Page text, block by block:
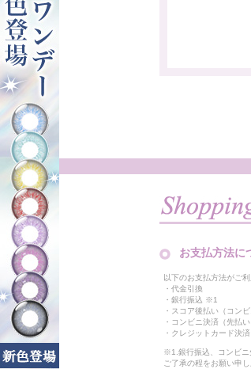
お支払方法に
以下のお支払方法がご利
・代金引換
・銀行振込 ※1
・スコア後払い（コン
・コンビニ決済（先払
・クレジットカード決済
※1.銀行振込、コンビニ
ご了承の程をお願い申し